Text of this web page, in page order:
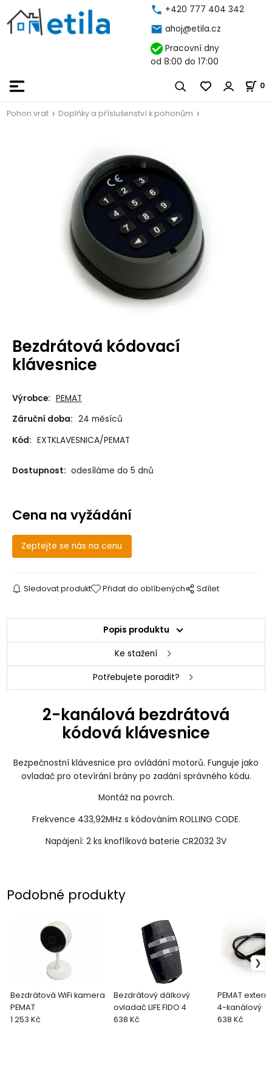
+420 777 404 342
ahoj@etila.cz
Pracovní dny
od 8:00 do 17:00
0
Pohon vrat Doplňky a příslušenství k pohonům
Bezdrátová kódovací
klávesnice
Výrobce: PEMAT
Záruční doba: 24 měsíců
Kód: EXTKLAVESNICA/PEMAT
Dostupnost: odesíláme do 5 dnů
Cena na vyžádání
Zeptejte se nás na cenu
Sledovat produkt Přidat do oblíbených Sdílet
Popis produktu
Ke stažení
Potřebujete poradit?
2-kanálová bezdrátová
kódová klávesnice
Bezpečnostní klávesnice pro ovládání motorů. Funguje jako
ovladač pro otevírání brány po zadání správného kódu.
Montáž na povrch.
Frekvence 433,92MHz s kódováním ROLLING CODE.
Napájení: 2 ks knoflíková baterie CR2032 3V
Podobné produkty
Bezdrátová WiFi kamera
PEMAT
1 253 Kč
Bezdrátový dálkový
ovladač LIFE FIDO 4
638 Kč
PEMAT
4-kanálový
638 Kč